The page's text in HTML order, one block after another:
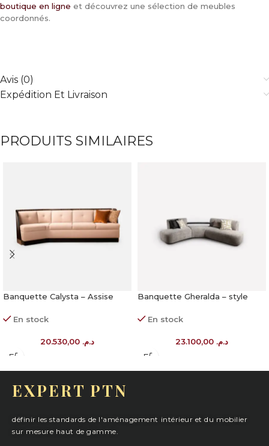
boutique en ligne et découvrez une sélection de meubles
coordonnés.
Avis (0)
Expédition Et Livraison
PRODUITS SIMILAIRES
Banquette Calysta – Assise
En stock
د.م.
Banquette Gheralda – style
En stock
د.م.
EXPERT PTN
définir les standards de l'aménagement intérieur et du mobilier
sur mesure haut de gamme.